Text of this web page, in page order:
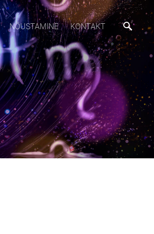
NÕUSTAMINE KONTAKT